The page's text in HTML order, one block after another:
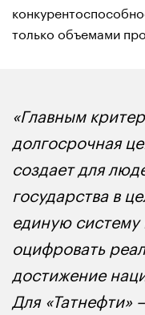
только объемами
«Главным
долгосрочная
создает для
государства в
единую систему
оцифровать
достижение
Для «Татнефти»